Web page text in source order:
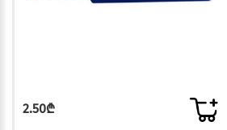
2.50₾